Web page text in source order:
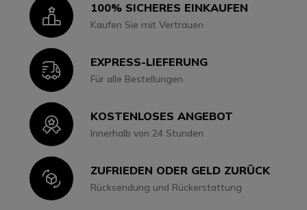
Icon100% SICHERES EINKAUFEN
Kaufen Sie mit Vertrauen
IconEXPRESS-LIEFERUNG
Für alle Bestellungen
IconKOSTENLOSES ANGEBOT
Innerhalb von 24 Stunden
IconZUFRIEDEN ODER GELD ZURÜCK
Rücksendung und Rückerstattung